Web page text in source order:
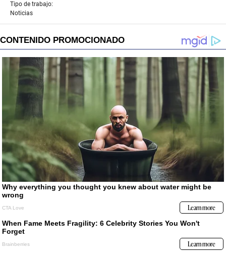
Tipo de trabajo:
Noticias